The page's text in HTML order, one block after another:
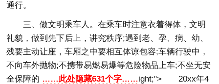
通行。
三、做文明乘车人。在乘车时注意衣着得体，文明
礼貌，做到先下后上，讲究秩序;遇到老、孕、病、幼、
残要主动让座，车厢之中要相互体谅包容;车辆行驶中，
不向车外抛物;不携带易燃易爆等危险物品上车;不坐无安
全保障的 ……此处隐藏631个字……ight;"> 20xx年4